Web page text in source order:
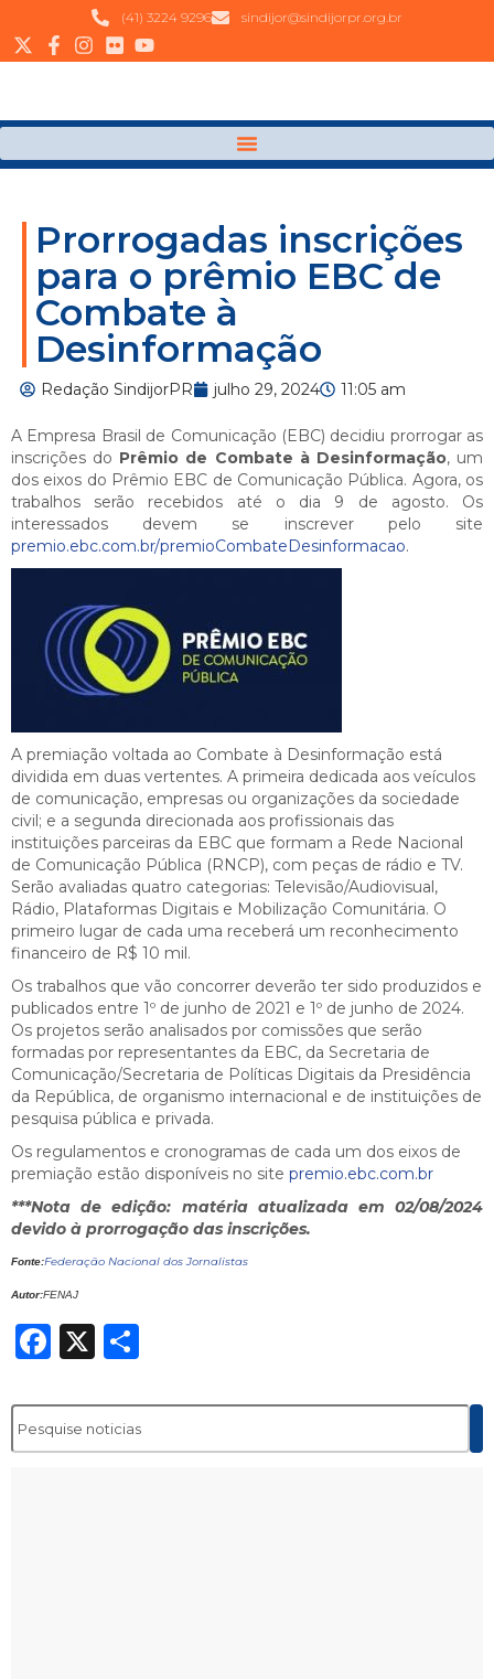
(41) 3224 9296 sindijor@sindijorpr.org.br
Prorrogadas inscrições
para o prêmio EBC de
Combate à
Desinformação
Redação SindijorPR julho 29, 2024 11:05 am
A Empresa Brasil de Comunicação (EBC) decidiu prorrogar as
inscrições do Prêmio de Combate à Desinformação, um
dos eixos do Prêmio EBC de Comunicação Pública. Agora, os
trabalhos serão recebidos até o dia 9 de agosto. Os
interessados devem se inscrever pelo site
premio.ebc.com.br/premioCombateDesinformacao.
A premiação voltada ao Combate à Desinformação está
dividida em duas vertentes. A primeira dedicada aos veículos
de comunicação, empresas ou organizações da sociedade
civil; e a segunda direcionada aos profissionais das
instituições parceiras da EBC que formam a Rede Nacional
de Comunicação Pública (RNCP), com peças de rádio e TV.
Serão avaliadas quatro categorias: Televisão/Audiovisual,
Rádio, Plataformas Digitais e Mobilização Comunitária. O
primeiro lugar de cada uma receberá um reconhecimento
financeiro de R$ 10 mil.
Os trabalhos que vão concorrer deverão ter sido produzidos e
publicados entre 1º de junho de 2021 e 1º de junho de 2024.
Os projetos serão analisados por comissões que serão
formadas por representantes da EBC, da Secretaria de
Comunicação/Secretaria de Políticas Digitais da Presidência
da República, de organismo internacional e de instituições de
pesquisa pública e privada.
Os regulamentos e cronogramas de cada um dos eixos de
premiação estão disponíveis no site premio.ebc.com.br
***Nota de edição: matéria atualizada em 02/08/2024
devido à prorrogação das inscrições.
Fonte:Federação Nacional dos Jornalistas
Autor:FENAJ
Facebook
X